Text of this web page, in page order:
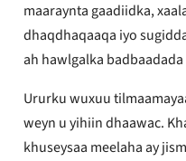
maaraynta gaadiidka,
dhaqdhaqaaqa iyo
ah hawlgalka
Ururku wuxuu
weyn u yihiin dhaawac.
khuseysaa meelaha ay